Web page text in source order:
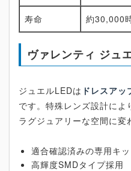
寿命 約30,000
ヴァレンティ ジュ
ジュエルLEDは ドレスア
です。特殊レンズ設計に
ラグジュアリーな空間に変
適合確認済みの専用キッ
高輝度SMDタイプ採用